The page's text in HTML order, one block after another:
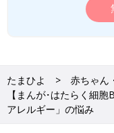
たまひよ 赤ちゃん
【まんが･はたらく細
アレルギー」の悩み